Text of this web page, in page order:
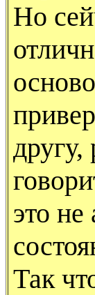
Но
другу,
это не
Так